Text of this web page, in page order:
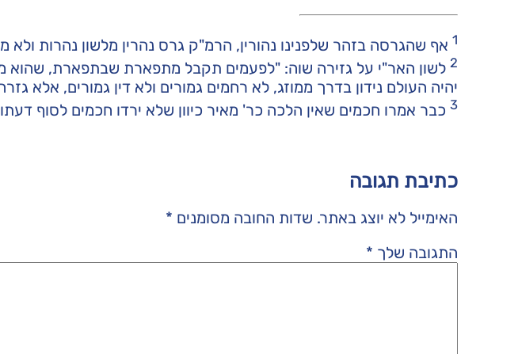
1 אף שהגרסה בזהר שלפנינו נהורין, הרמ"ק גרס נהרין מלשון נהרות ולא
2לשון האר"י על גזירה שוה: "לפעמים תקבל מתפארת שבתפארת, שהוא
יהיה העולם נידון בדרך ממוזג, לא רחמים גמורים ולא דין גמורים, אלא
3כבר אמרו חכמים שאין הלכה כר' מאיר כיוון שלא ירדו חכמים לסוף
כתיבת תגובה
האימייל לא יוצג באתר. שדות החובה מסומנים *
התגובה שלך *